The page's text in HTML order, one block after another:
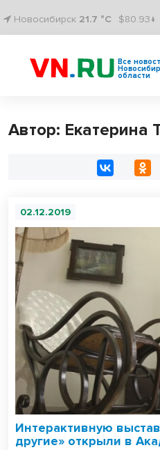
Новосибирск 21.7 °C $80.93↓
Все
области
Автор: Екатерина
02.12.2019
Интерактивную
другие» открыли в